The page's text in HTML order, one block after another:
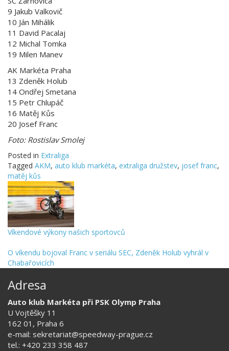
9 Jakub Valkovič
10 Ján Mihálik
11 David Pacalaj
12 Michal Tomka
19 Milen Manev
AK Markéta Praha
13 Zdeněk Holub
14 Ondřej Smetana
15 Petr Chlupáč
16 Matěj Kůs
20 Josef Franc
Foto: Rostislav Smolej
Posted in Extraliga
Tagged AKM, auto klub markéta, extraliga družstev, josef franc,
matěj kůs
Víkendové výkony našich sportovců
O víkendu bojoval Franc v seriálu SEC, Zdeněk Holub vyhrál v
Chabařovicích
Adresa
Auto klub Markéta při PSK Olymp Praha
U Vojtěšky 11
162 01, Praha 6
e-mail: sekretariat@speedway-prague.cz
tel.: +420 233 358 487